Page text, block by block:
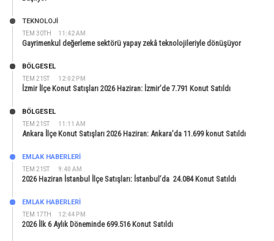
TEM 30TH 11:42 AM
TEKNOLOJİ
Gayrimenkul değerleme sektörü yapay zekâ teknolojileriyle dönüşüyor
TEM 21ST 12:02 PM
BÖLGESEL
İzmir İlçe Konut Satışları 2026 Haziran: İzmir’de 7.791 Konut Satıldı
TEM 21ST 11:11 AM
BÖLGESEL
Ankara İlçe Konut Satışları 2026 Haziran: Ankara’da 11.699 konut Satıldı
TEM 21ST 9:40 AM
EMLAK HABERLERI
2026 Haziran İstanbul İlçe Satışları: İstanbul’da 24.084 Konut Satıldı
TEM 17TH 12:44 PM
EMLAK HABERLERI
2026 İlk 6 Aylık Döneminde 699.516 Konut Satıldı